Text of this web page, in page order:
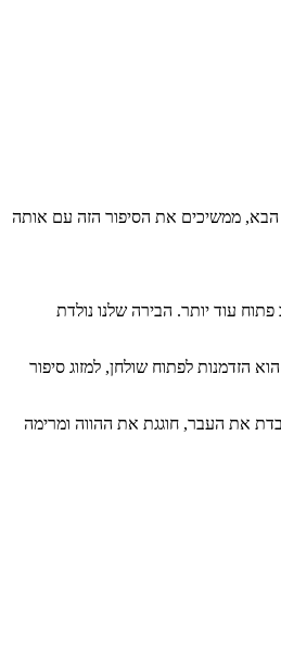
הבא, ממשיכים את הסיפור הזה עם אותה
עוד יותר. הבירה שלנו נולדת
הזדמנות לפתוח שולחן, למזוג סיפור
את העבר, חוגגת את ההווה ומרימה